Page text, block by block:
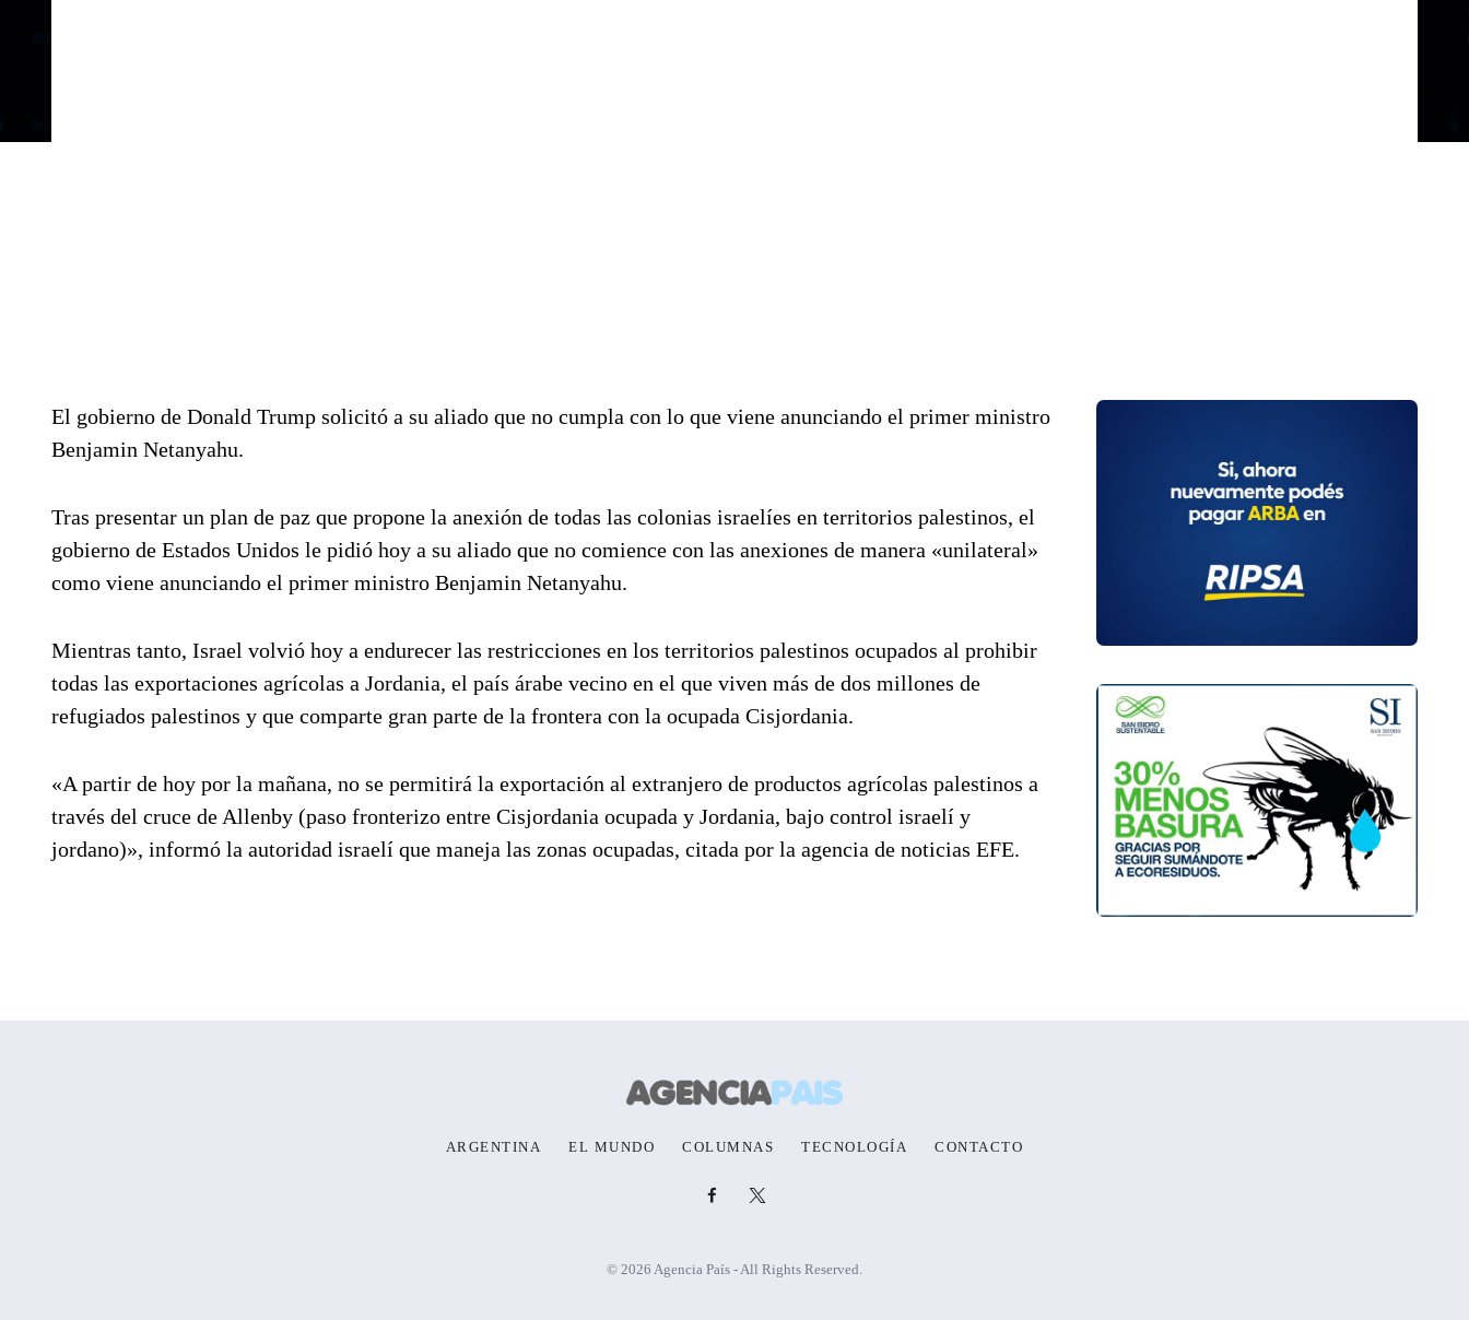
El gobierno de Donald Trump solicitó a su aliado que no cumpla con lo que viene anunciando el primer ministro
Benjamin Netanyahu.
Tras presentar un plan de paz que propone la anexión de todas las colonias israelíes en territorios palestinos, el
gobierno de Estados Unidos le pidió hoy a su aliado que no comience con las anexiones de manera «unilateral»
como viene anunciando el primer ministro Benjamin Netanyahu.
Mientras tanto, Israel volvió hoy a endurecer las restricciones en los territorios palestinos ocupados al prohibir
todas las exportaciones agrícolas a Jordania, el país árabe vecino en el que viven más de dos millones de
refugiados palestinos y que comparte gran parte de la frontera con la ocupada Cisjordania.
«A partir de hoy por la mañana, no se permitirá la exportación al extranjero de productos agrícolas palestinos a
través del cruce de Allenby (paso fronterizo entre Cisjordania ocupada y Jordania, bajo control israelí y
jordano)», informó la autoridad israelí que maneja las zonas ocupadas, citada por la agencia de noticias EFE.
ARGENTINA EL MUNDO COLUMNAS TECNOLOGÍA CONTACTO
© 2026 Agencia País - All Rights Reserved.